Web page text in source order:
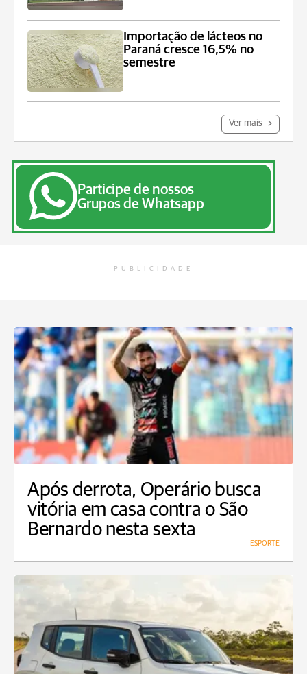
Importação de lácteos no
Paraná cresce 16,5% no
semestre
Ver mais
Participe de nossos
Grupos de Whatsapp
PUBLICIDADE
Após derrota, Operário busca
vitória em casa contra o São
Bernardo nesta sexta
ESPORTE